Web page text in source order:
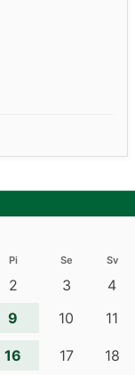
Pi Se Sv
2 3
4
9 10 11
16 17 18